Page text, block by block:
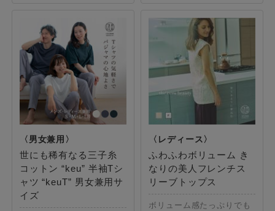
世にも稀有なる三子糸
コットン “keu” 半袖Tシ
ャツ “keuT” 男女兼用サ
イズ
ふわふわボリューム き
なりの美人フレンチス
リーブトップス
ボリューム感たっぷりでも